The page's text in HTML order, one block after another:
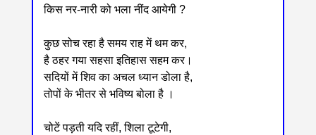
किस नर-नारी को भला नींद आयेगी ?
कुछ सोच रहा है समय राह में थम कर,
है ठहर गया सहसा इतिहास सहम कर।
सदियों में शिव का अचल ध्यान डोला है,
तोपों के भीतर से भविष्य बोला है ।
चोटें पड़ती यदि रहीं, शिला टूटेगी,